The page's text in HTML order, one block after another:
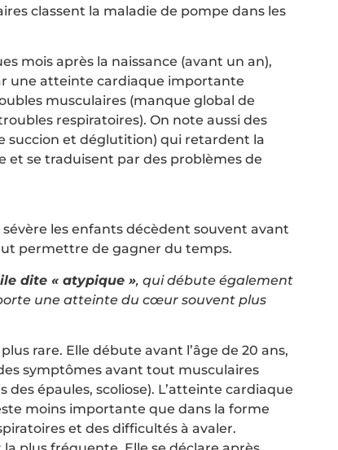
classent la maladie de pompe dans les
mois après la naissance (avant un an),
une atteinte cardiaque importante
musculaires (manque global de
respiratoires). On note aussi des
succion et déglutition) qui retardent la
et se traduisent par des problèmes de
les enfants décèdent souvent avant
permettre de gagner du temps.
dite « atypique », qui débute également
une atteinte du cœur souvent plus
rare. Elle débute avant l’âge de 20 ans,
symptômes avant tout musculaires
des épaules, scoliose). L’atteinte cardiaque
moins importante que dans la forme
et des difficultés à avaler.